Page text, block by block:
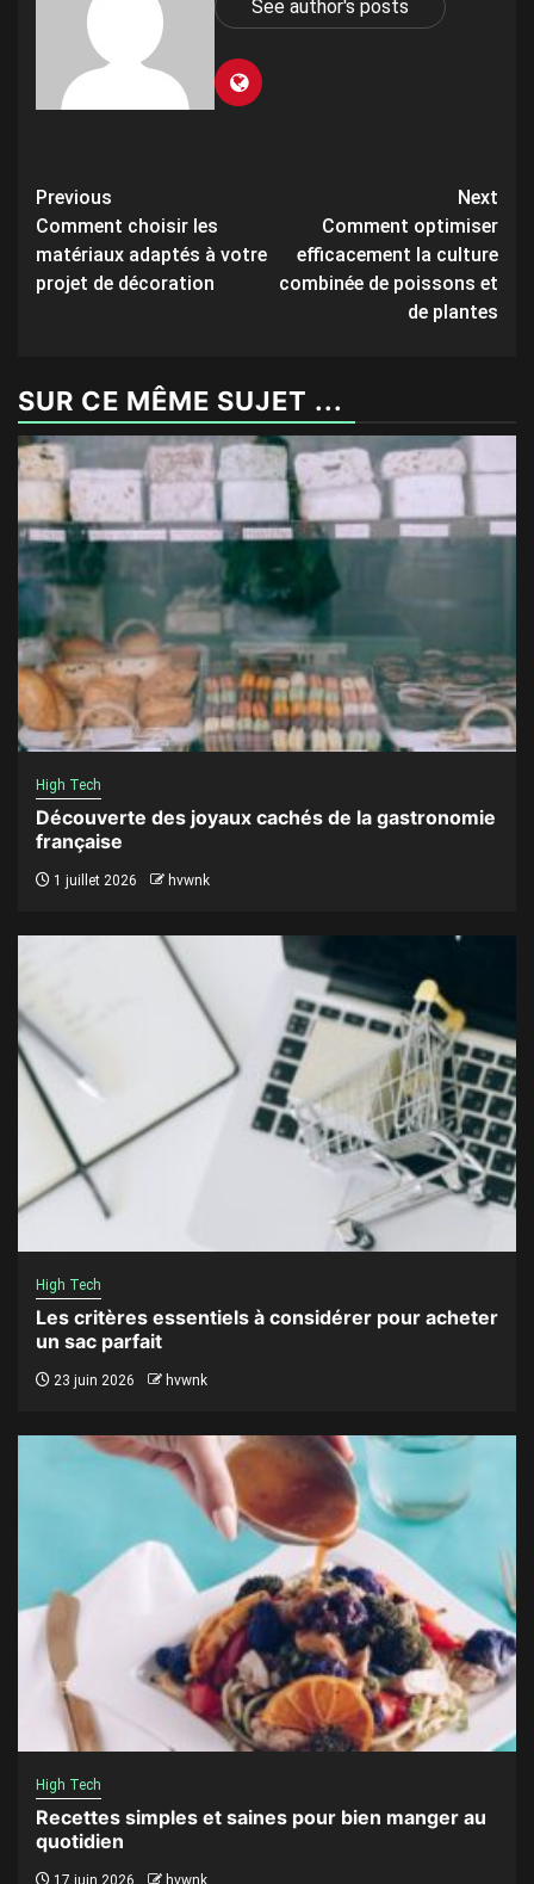
See author's posts
Post
navigation
Previous
Comment choisir les
matériaux adaptés à votre
projet de décoration
Next
Comment optimiser
efficacement la culture
combinée de poissons et
de plantes
SUR CE MÊME SUJET ...
High Tech
Découverte des joyaux cachés de la gastronomie
française
1 juillet 2026 hvwnk
High Tech
Les critères essentiels à considérer pour acheter
un sac parfait
23 juin 2026 hvwnk
High Tech
Recettes simples et saines pour bien manger au
quotidien